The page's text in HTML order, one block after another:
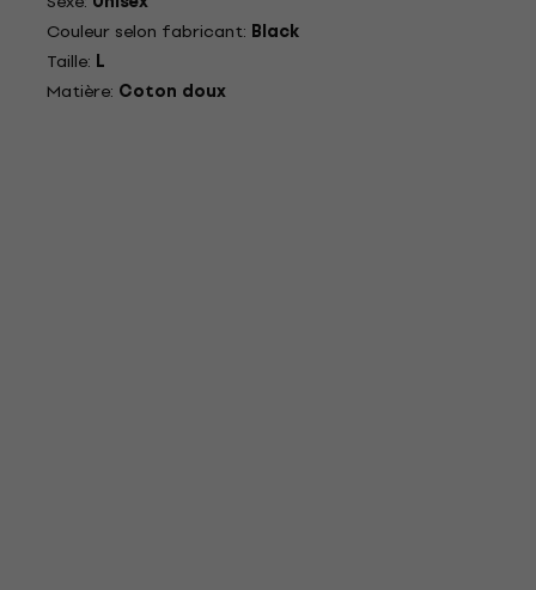
Couleur selon fabricant: Black
Taille: L
Matière: Coton doux